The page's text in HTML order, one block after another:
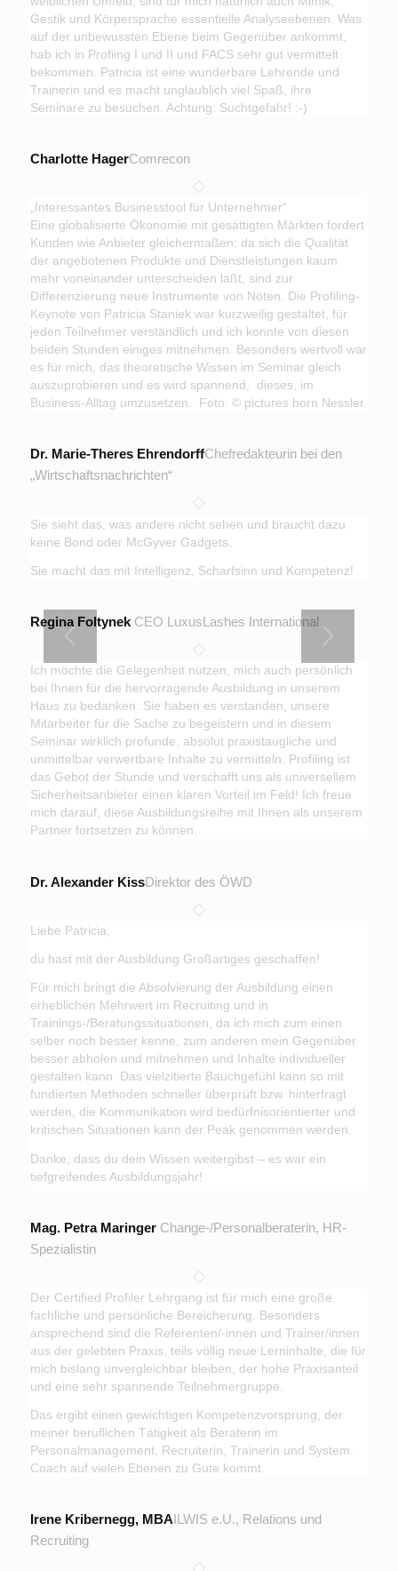
Gestik und Körpersprache essentielle Analyseebenen. Was
auf der unbewussten Ebene beim Gegenüber ankommt,
hab ich in Profiing I und II und FACS sehr gut vermittelt
bekommen. Patricia ist eine wunderbare Lehrende und
Trainerin und es macht unglaublich viel Spaß, ihre
Seminare zu besuchen. Achtung: Suchtgefahr! :-)
Charlotte HagerComrecon
„Interessantes Businesstool für Unternehmer“
Eine globalisierte Ökonomie mit gesättigten Märkten fordert
Kunden wie Anbieter gleichermaßen: da sich die Qualität
der angebotenen Produkte und Dienstleistungen kaum
mehr voneinander unterscheiden läßt, sind zur
Differenzierung neue Instrumente von Nöten. Die Profiling-
Keynote von Patricia Staniek war kurzweilig gestaltet, für
jeden Teilnehmer verständlich und ich konnte von diesen
beiden Stunden einiges mitnehmen. Besonders wertvoll war
es für mich, das theoretische Wissen im Seminar gleich
auszuprobieren und es wird spannend, dieses, im
Business-Alltag umzusetzen. Foto: © pictures born Nessler
Dr. Marie-Theres EhrendorffChefredakteurin bei den
„Wirtschaftsnachrichten“
Sie sieht das, was andere nicht sehen und braucht dazu
keine Bond oder McGyver Gadgets.
Sie macht das mit Intelligenz, Scharfsinn und Kompetenz!
Regina FoltynekCEO LuxusLashes International
Ich möchte die Gelegenheit nützen, mich auch persönlich
bei Ihnen für die hervorragende Ausbildung in unserem
Haus zu bedanken. Sie haben es verstanden, unsere
Mitarbeiter für die Sache zu begeistern und in diesem
Seminar wirklich profunde, absolut praxistaugliche und
unmittelbar verwertbare Inhalte zu vermitteln. Profiling ist
das Gebot der Stunde und verschafft uns als universellem
Sicherheitsanbieter einen klaren Vorteil im Feld! Ich freue
mich darauf, diese Ausbildungsreihe mit Ihnen als unserem
Partner fortsetzen zu können.
Dr. Alexander KissDirektor des ÖWD
Liebe Patricia,
du hast mit der Ausbildung Großartiges geschaffen!
Für mich bringt die Absolvierung der Ausbildung einen
erheblichen Mehrwert im Recruiting und in
Trainings-/Beratungssituationen, da ich mich zum einen
selber noch besser kenne, zum anderen mein Gegenüber
besser abholen und mitnehmen und Inhalte individueller
gestalten kann. Das vielzitierte Bauchgefühl kann so mit
fundierten Methoden schneller überprüft bzw. hinterfragt
werden, die Kommunikation wird bedürfnisorientierter und
kritischen Situationen kann der Peak genommen werden.
Danke, dass du dein Wissen weitergibst – es war ein
tiefgreifendes Ausbildungsjahr!
Mag. Petra Maringer Change-/Personalberaterin, HR-
Spezialistin
Der Certified Profiler Lehrgang ist für mich eine große
fachliche und persönliche Bereicherung. Besonders
ansprechend sind die Referenten/-innen und Trainer/innen
aus der gelebten Praxis, teils völlig neue Lerninhalte, die für
mich bislang unvergleichbar bleiben, der hohe Praxisanteil
und eine sehr spannende Teilnehmergruppe.
Das ergibt einen gewichtigen Kompetenzvorsprung, der
meiner beruflichen Tätigkeit als Beraterin im
Personalmanagement, Recruiterin, Trainerin und System.
Coach auf vielen Ebenen zu Gute kommt.
Irene Kribernegg, MBAILWIS e.U., Relations und
Recruiting